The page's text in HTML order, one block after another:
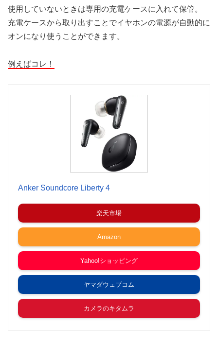
使用していないときは専用の充電ケースに入れて保管。
充電ケースから取り出すことでイヤホンの電源が自動的に
オンになり使うことができます。
例えばコレ！
Anker Soundcore Liberty 4
楽天市場
Amazon
Yahoo!ショッピング
ヤマダウェブコム
カメラのキタムラ